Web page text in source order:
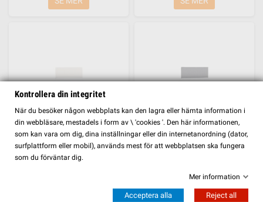
Säng Toledo Säng Toledo
19 235,00 kr
SE MER
Kontrollera din integritet
När du besöker någon webbplats kan den lagra eller hämta information i
din webbläsare, mestadels i form av \ 'cookies '. Den här informationen,
som kan vara om dig, dina inställningar eller din internetanordning (dator,
surfplattform eller mobil), används mest för att webbplatsen ska fungera
som du förväntar dig.
Mer information
Acceptera alla Reject all